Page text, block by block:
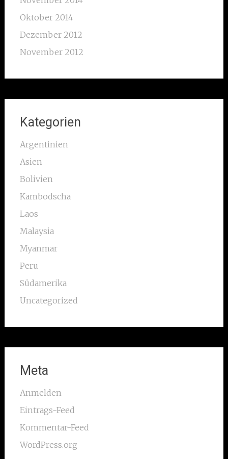
Oktober 2014
Dezember 2012
November 2012
Kategorien
Argentinien
Asien
Bolivien
Kambodscha
Laos
Malaysia
Myanmar
Peru
Südamerika
Uncategorized
Meta
Anmelden
Eintrags-Feed
Kommentar-Feed
WordPress.org